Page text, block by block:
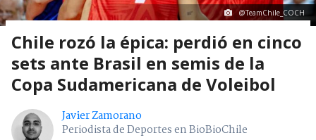
@TeamChile_COCH
Chile rozó la épica: perdió en cinco
sets ante Brasil en semis de la
Copa Sudamericana de Voleibol
Javier Zamorano
Periodista de Deportes en BioBioChile